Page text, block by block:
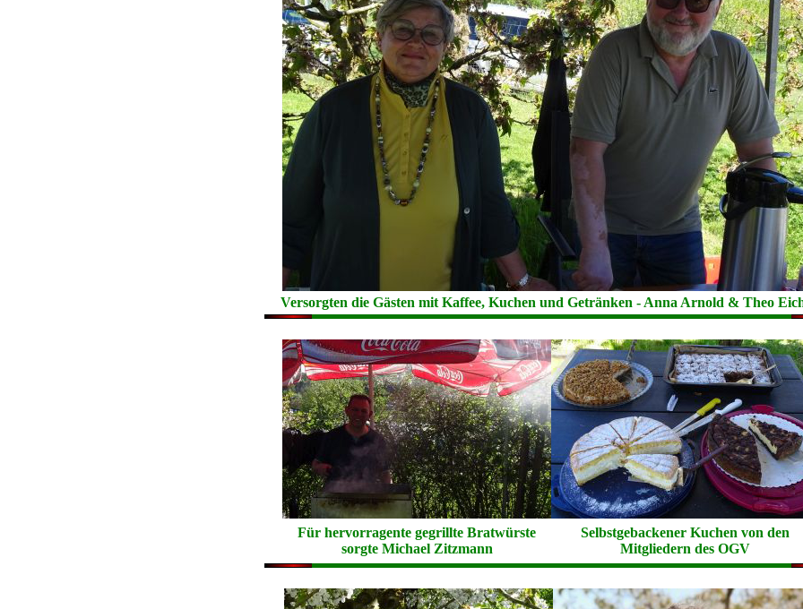
Versorgten die Gästen mit Kaffee, Kuchen und Getränken - Anna Arnold & Theo
Für hervorragente gegrillte Bratwürste
sorgte Michael Zitzmann
Selbstgebackener Kuchen von den
Mitgliedern des OGV